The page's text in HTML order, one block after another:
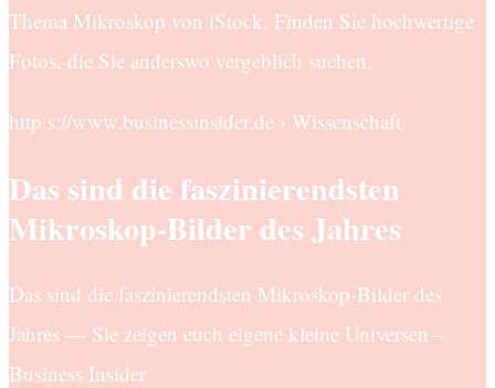
Thema Mikroskop von iStock. Finden Sie hochwertige
Fotos, die Sie anderswo vergeblich suchen.
http s://www.businessinsider.de › Wissenschaft
Das sind die faszinierendsten
Mikroskop-Bilder des Jahres
Das sind die faszinierendsten Mikroskop-Bilder des
Jahres — Sie zeigen euch eigene kleine Universen –
Business Insider